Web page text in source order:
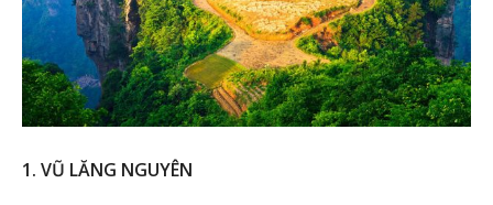
1. VŨ LĂNG NGUYÊN